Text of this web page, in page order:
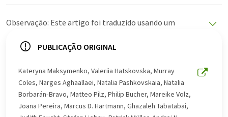
Observação: Este artigo foi traduzido usando um
LUMITOS oferece essas traduções automáticas para
Como este artigo foi traduzido com tradução
automática, é possível que contenha erros de
vocabulário, sintaxe ou gramática. O artigo original em
Inglês pode ser encontradoaqui.
PUBLICAÇÃO ORIGINAL
Kateryna Maksymenko, Valeriia Hatskovska, Murray
Coles, Narges Aghaallaei, Natalia Pashkovskaia, Natalia
Borbarán‐Bravo, Matteo Pilz, Philip Bucher, Mareike Volz,
Joana Pereira, Marcus D. Hartmann, Ghazaleh Tabatabai,